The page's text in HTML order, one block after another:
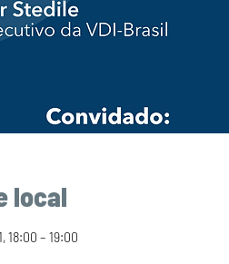
local
18:00 – 19:00